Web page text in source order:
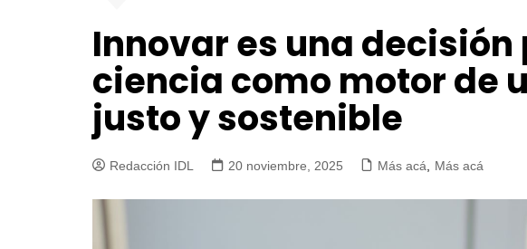
Innovar es una
ciencia como motor de
justo y sostenible
Redacción IDL 20 noviembre, 2025 Más acá, Más acá